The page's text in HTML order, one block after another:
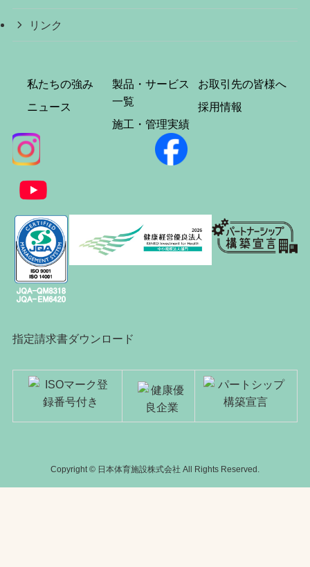
リンク
私たちの強み
ニュース
製品・サービス
一覧
施工・管理実績
お取引先の皆様へ
採用情報
指定請求書ダウンロード
Copyright © 日本体育施設株式会社 All Rights Reserved.